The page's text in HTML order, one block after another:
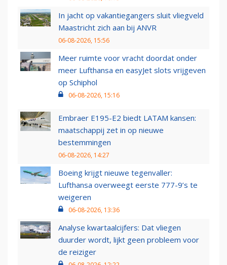
In jacht op vakantiegangers sluit vliegveld
Maastricht zich aan bij ANVR
06-08-2026, 15:56
Meer ruimte voor vracht doordat onder
meer Lufthansa en easyJet slots vrijgeven
op Schiphol
06-08-2026, 15:16
Embraer E195-E2 biedt LATAM kansen:
maatschappij zet in op nieuwe
bestemmingen
06-08-2026, 14:27
Boeing krijgt nieuwe tegenvaller:
Lufthansa overweegt eerste 777-9’s te
weigeren
06-08-2026, 13:36
Analyse kwartaalcijfers: Dat vliegen
duurder wordt, lijkt geen probleem voor
de reiziger